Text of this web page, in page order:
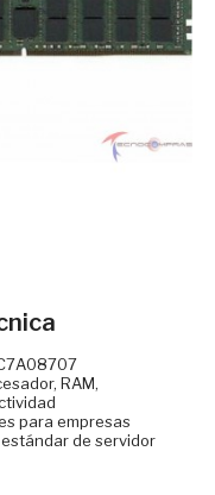
RAM,
para empresas
de servidor